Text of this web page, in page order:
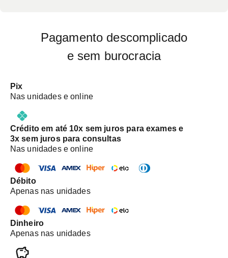
Pagamento descomplicado
e sem burocracia
Pix
Nas unidades e online
Crédito em até 10x sem juros para exames e
3x sem juros para consultas
Nas unidades e online
Débito
Apenas nas unidades
Dinheiro
Apenas nas unidades